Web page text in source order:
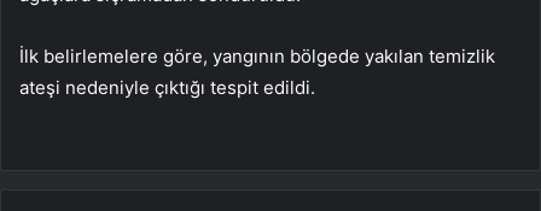
İlk belirlemelere göre, yangının bölgede yakılan temizlik
ateşi nedeniyle çıktığı tespit edildi.